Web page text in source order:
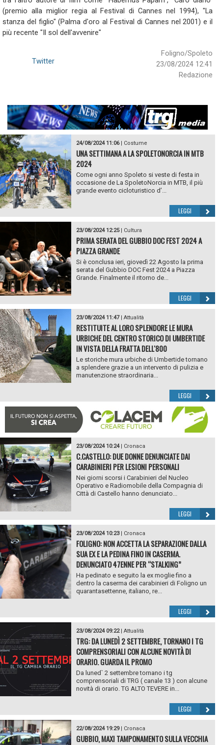
(premio alla miglior regia al Festival di Cannes nel 1994), "La
stanza del figlio" (Palma d'oro al Festival di Cannes nel 2001) e il
più recente "Il sol dell'avvenire"
Foligno/Spoleto
23/08/2024 12:41
Redazione
Twitter
24/08/2024 11:06| Costume
UNA SETTIMANA A LA SPOLETONORCIA IN MTB
2024
Come ogni anno Spoleto si veste di festa in
occasione de La SpoletoNorcia in MTB, il più
grande evento cicloturistico d’...
LEGGI
23/08/2024 12:25| Cultura
PRIMA SERATA DEL GUBBIO DOC FEST 2024 A
PIAZZA GRANDE
Si è conclusa ieri, giovedì 22 Agosto la prima
serata del Gubbio DOC Fest 2024 a Piazza
Grande. Finalmente il ritorno de...
LEGGI
23/08/2024 11:47| Attualità
RESTITUITE AL LORO SPLENDORE LE MURA
URBICHE DEL CENTRO STORICO DI UMBERTIDE
IN VISTA DELLA FRATTA DELL'800
Le storiche mura urbiche di Umbertide tornano
a splendere grazie a un intervento di pulizia e
manutenzione straordinaria...
LEGGI
23/08/2024 10:24| Cronaca
C.CASTELLO: DUE DONNE DENUNCIATE DAI
CARABINIERI PER LESIONI PERSONALI
Nei giorni scorsi i Carabinieri del Nucleo
Operativo e Radiomobile della Compagnia di
Città di Castello hanno denunciato...
LEGGI
23/08/2024 10:23| Cronaca
FOLIGNO: NON ACCETTA LA SEPARAZIONE DALLA
SUA EX E LA PEDINA FINO IN CASERMA.
DENUNCIATO 47ENNE PER “STALKING”
Ha pedinato e seguito la ex moglie fino a
dentro la caserma dei carabinieri di Foligno un
quarantasettenne, italiano, re...
LEGGI
23/08/2024 09:22| Attualità
TRG: DA LUNEDÌ 2 SETTEMBRE, TORNANO I TG
COMPRENSORIALI CON ALCUNE NOVITÀ DI
ORARIO. GUARDA IL PROMO
Da luned` 2 settembre tornano i tg
comprensoriali di TRG ( canale 13 ) con alcune
novità di orario. TG ALTO TEVERE in...
LEGGI
22/08/2024 19:29| Cronaca
GUBBIO, MAXI TAMPONAMENTO SULLA VECCHIA